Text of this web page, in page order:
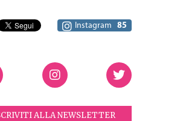
Instagram 85
ALLA NEWSLETTER